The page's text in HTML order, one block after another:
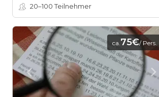
20–100Teilnehmer
ca.75€/ Pers.